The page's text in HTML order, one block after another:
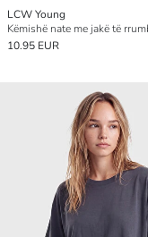
LCW Young
10.95 EUR